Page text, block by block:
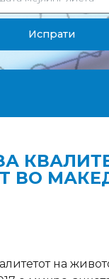
Испрати
ВО
на